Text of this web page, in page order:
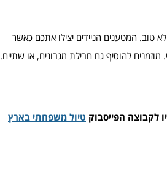
טוב. המטענים הניידים יצילו אתכם כאשר
להוסיף גם חבילת מגבונים, או שתיים.
לקבוצה הפייסבוק טיול משפחתי בארץ